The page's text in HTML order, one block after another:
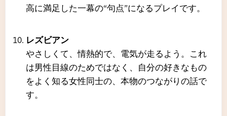
高に満足した一幕の“句点”になるプレイです。
レズビアン
やさしくて、情熱的で、電気が走るよう。これ
は男性目線のためではなく、自分の好きなもの
をよく知る女性同士の、本物のつながりの話で
す。